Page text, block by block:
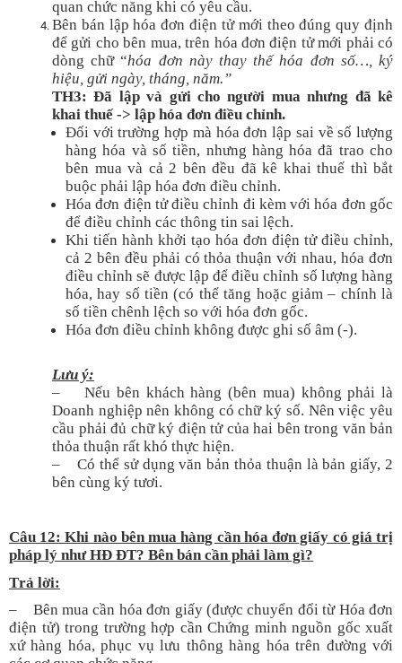
quan chức năng khi có yêu cầu.
Bên bán lập hóa đơn điện tử mới theo đúng quy định
để gửi cho bên mua, trên hóa đơn điện tử mới phải có
dòng chữ “hóa đơn này thay thế hóa đơn số…, ký
hiệu, gửi ngày, tháng, năm.”
TH3: Đã lập và gửi cho người mua nhưng đã kê
khai thuế -> lập hóa đơn điều chỉnh.
Đối với trường hợp mà hóa đơn lập sai về số lượng
hàng hóa và số tiền, nhưng hàng hóa đã trao cho
bên mua và cả 2 bên đều đã kê khai thuế thì bắt
buộc phải lập hóa đơn điều chỉnh.
Hóa đơn điện tử điều chỉnh đi kèm với hóa đơn gốc
để điều chỉnh các thông tin sai lệch.
Khi tiến hành khởi tạo hóa đơn điện tử điều chỉnh,
cả 2 bên đều phải có thỏa thuận với nhau, hóa đơn
điều chỉnh sẽ được lập để điều chỉnh số lượng hàng
hóa, hay số tiền (có thể tăng hoặc giảm – chính là
số tiền chênh lệch so với hóa đơn gốc.
Hóa đơn điều chỉnh không được ghi số âm (-).
Lưu ý:
– Nếu bên khách hàng (bên mua) không phải là
Doanh nghiệp nên không có chữ ký số. Nên việc yêu
cầu phải đủ chữ ký điện tử của hai bên trong văn bản
thỏa thuận rất khó thực hiện.
– Có thể sử dụng văn bản thỏa thuận là bản giấy, 2
bên cùng ký tươi.
Câu 12: Khi nào bên mua hàng cần hóa đơn giấy có giá trị
pháp lý như HĐ ĐT? Bên bán cần phải làm gì?
Trả lời:
– Bên mua cần hóa đơn giấy (được chuyển đổi từ Hóa đơn
điện tử) trong trường hợp cần Chứng minh nguồn gốc xuất
xứ hàng hóa, phục vụ lưu thông hàng hóa trên đường với